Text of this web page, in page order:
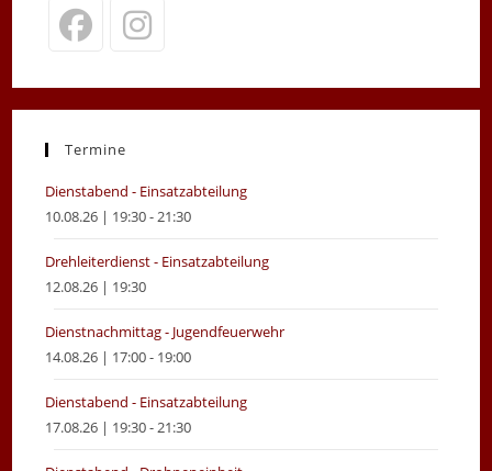
in
new
in
new
Termine
Dienstabend - Einsatzabteilung
10.08.26 | 19:30 - 21:30
Drehleiterdienst - Einsatzabteilung
12.08.26 | 19:30
Dienstnachmittag - Jugendfeuerwehr
14.08.26 | 17:00 - 19:00
Dienstabend - Einsatzabteilung
17.08.26 | 19:30 - 21:30